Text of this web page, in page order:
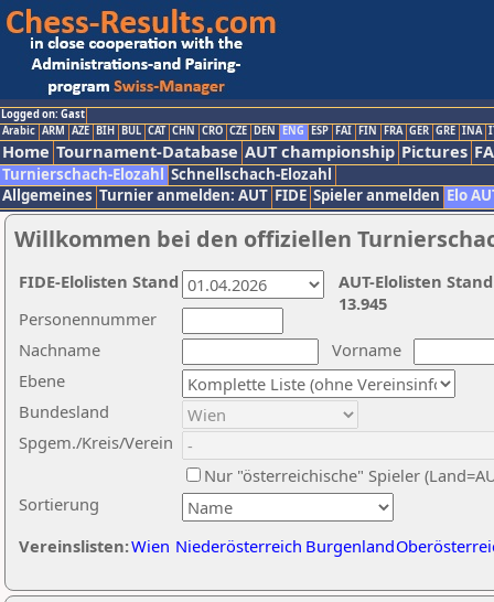
Logged on: Gast
Arabic ARM AZE BIH BUL CAT CHN CRO CZE DEN ENG ESP FAI FIN FRA GER GRE INA
Home Tournament-Database AUT championship Pictures
Turnierschach-Elozahl Schnellschach-Elozahl
Allgemeines Turnier anmelden: AUT FIDE Spieler anmelden Elo
Willkommen bei den offiziellen
Nachname
Vorname
Ebene
Sortierung
Personennummer
Bundesland
Spgem./Kreis/Verein
Nur "österreichische" Spieler
Vereinslisten:Wien Niederösterreich Burgenland
AUT-Elolisten
13.945
FIDE-Elolisten Stand